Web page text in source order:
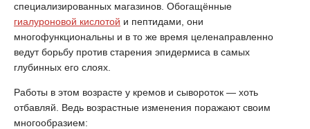
специализированных магазинов. Обогащённые
гиалуроновой кислотой и пептидами, они
многофункциональны и в то же время целенаправленно
ведут борьбу против старения эпидермиса в самых
глубинных его слоях.
Работы в этом возрасте у кремов и сывороток — хоть
отбавляй. Ведь возрастные изменения поражают своим
многообразием: